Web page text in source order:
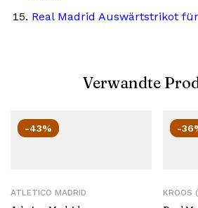
Real Madrid Auswärtstrikot
Verwandte
-43%
ATLETICO MADRID
-
KROOS